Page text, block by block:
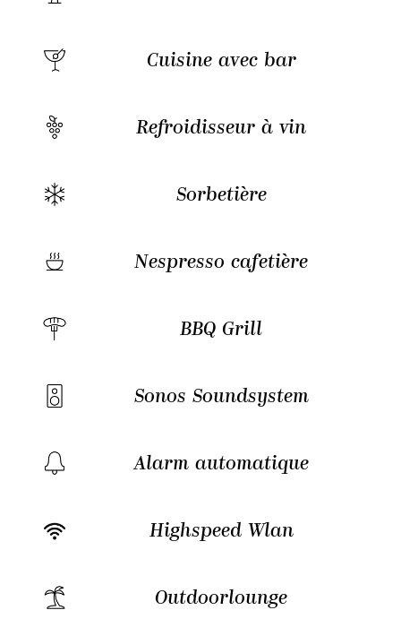
Cuisine avec bar
Refroidisseur à vin
Sorbetière
Nespresso cafetière
BBQ Grill
Sonos Soundsystem
Alarm automatique
Highspeed Wlan
Outdoorlounge